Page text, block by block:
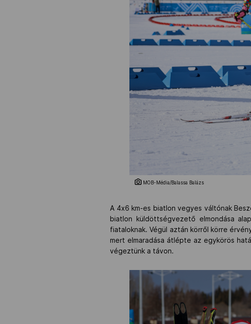
MOB-Média/Balassa Balázs
A 4x6 km-es biatlon vegyes váltónak
biatlon küldöttségvezető elmondása
fiataloknak. Végül aztán körről körre
mert elmaradása átlépte az egykörös
végeztünk a távon.